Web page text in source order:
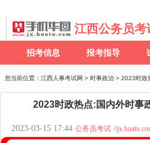
江西公务员考
招考信息 报考指导
您当前位置： 江西人事考试网 > 时事政治 > 2023时政
2023时政热点:国内外时事
2023-03-15 17:44 公务员考试 //